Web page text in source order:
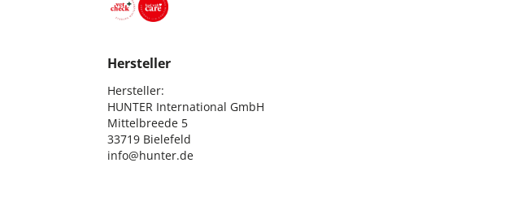
Hersteller
Hersteller:
HUNTER International GmbH
Mittelbreede 5
33719 Bielefeld
info@hunter.de